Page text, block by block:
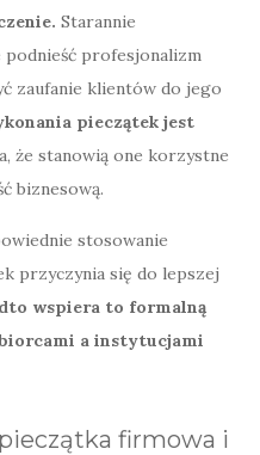
Starannie
profesjonalizm
zaufanie klientów do jego
pieczątek jest
że stanowią one korzystne
biznesową.
stosowanie
przyczynia się do lepszej
wspiera to formalną
a instytucjami
firmowa i